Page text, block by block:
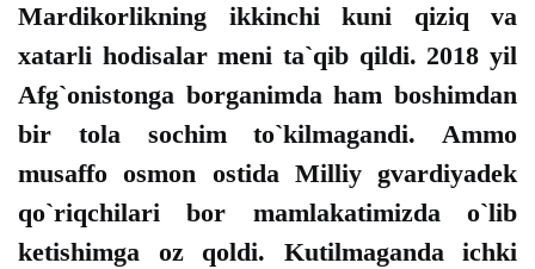
Mardikorlikning ikkinchi kuni qiziq va
xatarli hodisalar meni ta`qib qildi. 2018 yil
Afg`onistonga borganimda ham boshimdan
bir tola sochim to`kilmagandi. Ammo
musaffo osmon ostida Milliy gvardiyadek
qo`riqchilari bor mamlakatimizda o`lib
ketishimga oz qoldi. Kutilmaganda ichki